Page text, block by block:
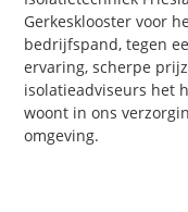
Gerkesklooster voor
bedrijfspand, tegen
ervaring, scherpe
isolatieadviseurs het
woont in ons
omgeving.